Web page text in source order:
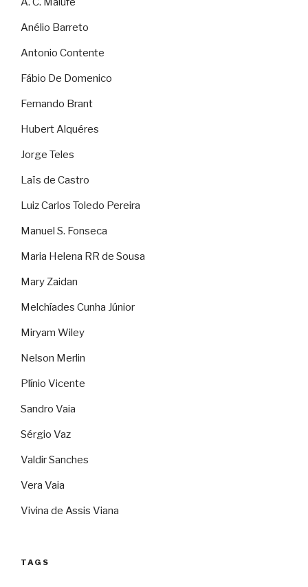
Anélio Barreto
Antonio Contente
Fábio De Domenico
Fernando Brant
Hubert Alquéres
Jorge Teles
Laïs de Castro
Luiz Carlos Toledo Pereira
Manuel S. Fonseca
Maria Helena RR de Sousa
Mary Zaidan
Melchíades Cunha Júnior
Miryam Wiley
Nelson Merlin
Plínio Vicente
Sandro Vaia
Sérgio Vaz
Valdir Sanches
Vera Vaia
Vivina de Assis Viana
TAGS